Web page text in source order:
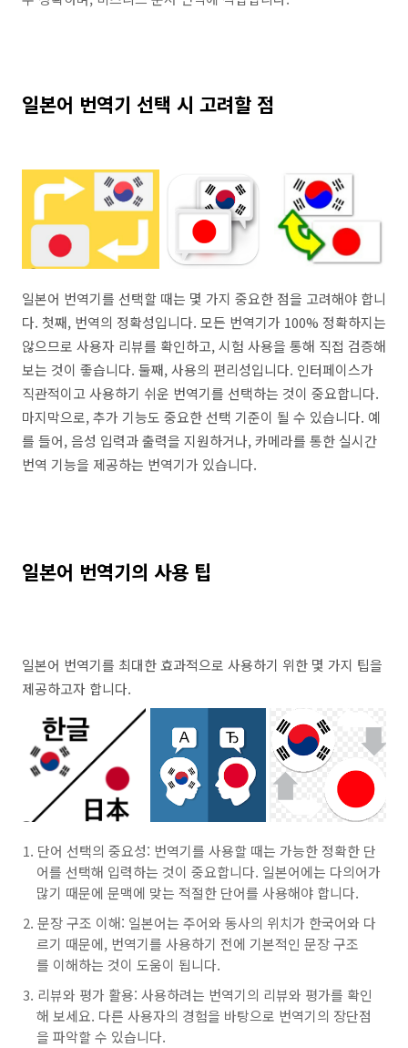
일본어 번역기 선택 시 고려할 점
일본어 번역기를 선택할 때는 몇 가지 중요한 점을 고려해야 합니
다. 첫째, 번역의 정확성입니다. 모든 번역기가 100% 정확하지는
않으므로 사용자 리뷰를 확인하고, 시험 사용을 통해 직접 검증해
보는 것이 좋습니다. 둘째, 사용의 편리성입니다. 인터페이스가
직관적이고 사용하기 쉬운 번역기를 선택하는 것이 중요합니다.
마지막으로, 추가 기능도 중요한 선택 기준이 될 수 있습니다. 예
를 들어, 음성 입력과 출력을 지원하거나, 카메라를 통한 실시간
번역 기능을 제공하는 번역기가 있습니다.
일본어 번역기의 사용 팁
일본어 번역기를 최대한 효과적으로 사용하기 위한 몇 가지 팁을
제공하고자 합니다.
단어 선택의 중요성: 번역기를 사용할 때는 가능한 정확한 단
어를 선택해 입력하는 것이 중요합니다. 일본어에는 다의어가
많기 때문에 문맥에 맞는 적절한 단어를 사용해야 합니다.
문장 구조 이해: 일본어는 주어와 동사의 위치가 한국어와 다
르기 때문에, 번역기를 사용하기 전에 기본적인 문장 구조
를 이해하는 것이 도움이 됩니다.
리뷰와 평가 활용: 사용하려는 번역기의 리뷰와 평가를 확인
해 보세요. 다른 사용자의 경험을 바탕으로 번역기의 장단점
을 파악할 수 있습니다.